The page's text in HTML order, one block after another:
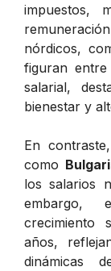
impuestos,
nórdicos,
figuran
salarial,
bienestar y
En
como
los salarios
embargo,
crecimiento
años,
dinámicas